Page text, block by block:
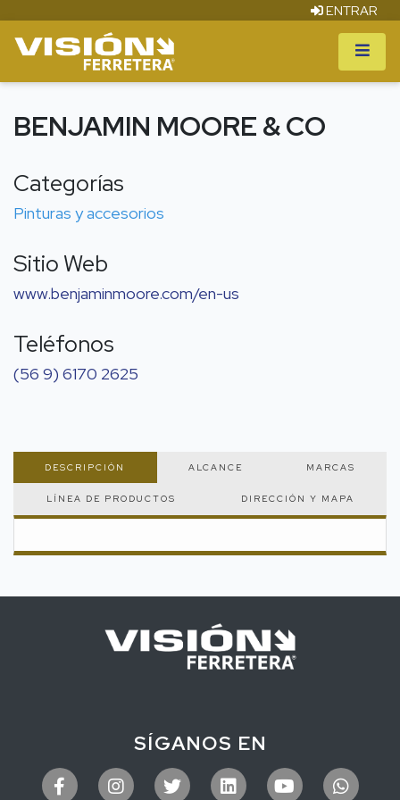
ENTRAR
BENJAMIN MOORE & CO
Categorías
Pinturas y accesorios
Sitio Web
www.benjaminmoore.com/en-us
Teléfonos
(56 9) 6170 2625
DESCRIPCIÓN ALCANCE MARCAS
LÍNEA DE PRODUCTOS DIRECCIÓN Y MAPA
SÍGANOS EN